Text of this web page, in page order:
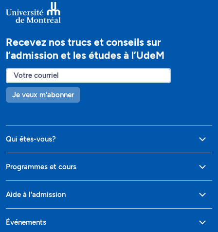
Recevez nos trucs et conseils sur
l’admission et les études à l’UdeM
Je veux m'abonner
Qui êtes-vous?
Programmes et cours
Aide à l'admission
Événements